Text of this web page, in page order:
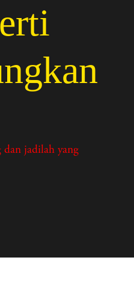
jadilah yang